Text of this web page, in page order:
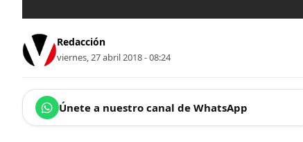
Redacción
viernes, 27 abril 2018 - 08:24
Únete a nuestro canal de WhatsApp